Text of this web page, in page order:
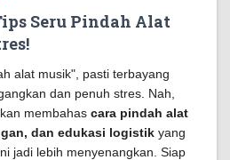
Seru Pindah Alat
alat musik", pasti terbayang
dan penuh stres. Nah,
membahas cara pindah alat
dan edukasi logistik yang
jadi lebih menyenangkan. Siap